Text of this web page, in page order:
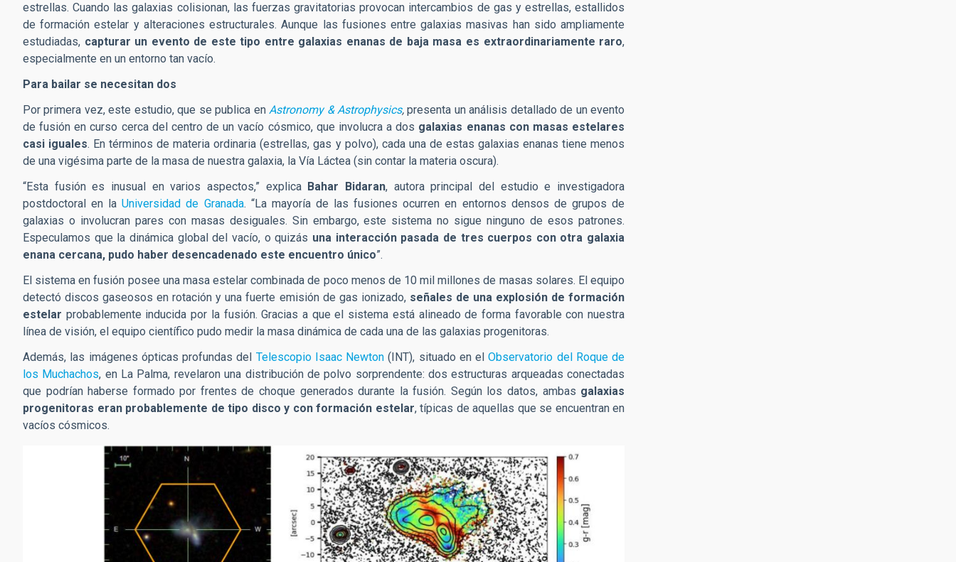
estrellas. Cuando las galaxias colisionan, las fuerzas gravitatorias provocan intercambios de gas y estrellas, estallidos
de formación estelar y alteraciones estructurales. Aunque las fusiones entre galaxias masivas han sido ampliamente
estudiadas, capturar un evento de este tipo entre galaxias enanas de baja masa es extraordinariamente raro,
especialmente en un entorno tan vacío.
Para bailar se necesitan dos
Por primera vez, este estudio, que se publica enAstronomy & Astrophysics,presenta un análisis detallado de un evento
de fusión en curso cerca del centro de un vacío cósmico, que involucra a dos galaxias enanas con masas estelares
casi iguales. En términos de materia ordinaria (estrellas, gas y polvo), cada una de estas galaxias enanas tiene menos
de una vigésima parte de la masa de nuestra galaxia, la Vía Láctea (sin contar la materia oscura).
“Esta fusión es inusual en varios aspectos,” explica Bahar Bidaran, autora principal del estudio e investigadora
postdoctoral en laUniversidad de Granada. “La mayoría de las fusiones ocurren en entornos densos de grupos de
galaxias o involucran pares con masas desiguales. Sin embargo, este sistema no sigue ninguno de esos patrones.
Especulamos que la dinámica global del vacío, o quizás una interacción pasada de tres cuerpos con otra galaxia
enana cercana, pudo haber desencadenado este encuentro único”.
El sistema en fusión posee una masa estelar combinada de poco menos de 10 mil millones de masas solares. El equipo
detectó discos gaseosos en rotación y una fuerte emisión de gas ionizado, señales de una explosión de formación
estelar probablemente inducida por la fusión. Gracias a que el sistema está alineado de forma favorable con nuestra
línea de visión, el equipo científico pudo medir la masa dinámica de cada una de las galaxias progenitoras.
Además, las imágenes ópticas profundas del Telescopio Isaac Newton (INT), situado en elObservatorio del Roque de
los Muchachos, en La Palma, revelaron una distribución de polvo sorprendente: dos estructuras arqueadas conectadas
que podrían haberse formado por frentes de choque generados durante la fusión. Según los datos, ambas galaxias
progenitoras eran probablemente de tipo disco y con formación estelar, típicas de aquellas que se encuentran en
vacíos cósmicos.